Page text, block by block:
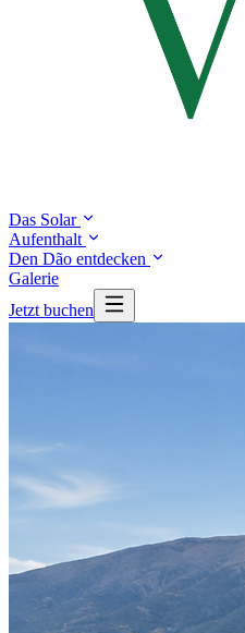
Das Solar
Aufenthalt
Den Dão entdecken
Galerie
Jetzt buchen